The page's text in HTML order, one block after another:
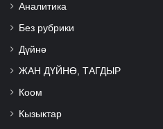
Аналитика
Без рубрики
Дүйнө
ЖАН ДҮЙНӨ, ТАГДЫР
Коом
Кызыктар